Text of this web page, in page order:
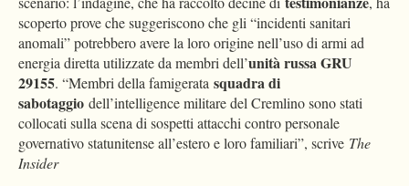
scoperto prove che suggeriscono che gli “incidenti sanitari
anomali” potrebbero avere la loro origine nell’uso di armi ad
energia diretta utilizzate da membri dell’unità russa GRU
29155. “Membri della famigerata squadra di
sabotaggio dell’intelligence militare del Cremlino sono stati
collocati sulla scena di sospetti attacchi contro personale
governativo statunitense all’estero e loro familiari”, scrive The
Insider